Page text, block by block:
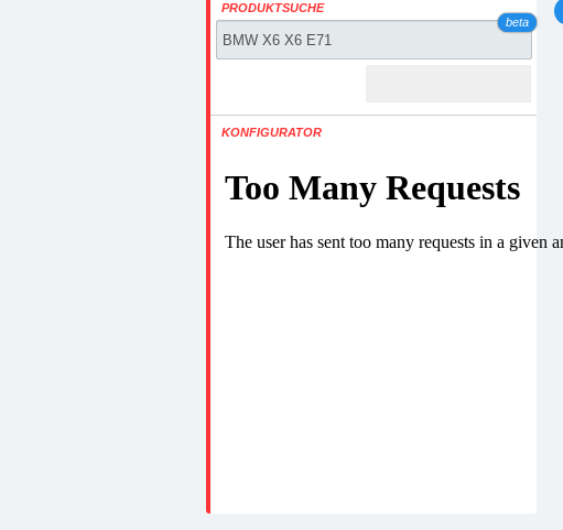
PRODUKTSUCHE
beta
KONFIGURATOR